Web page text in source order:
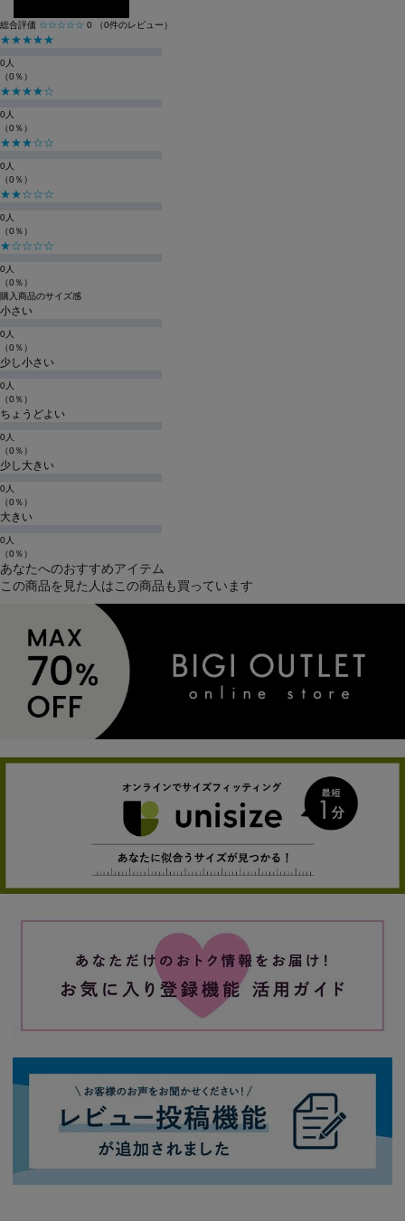
総合評価 ☆☆☆☆☆ 0 （0件のレビュー）
★★★★★
0人
（0％）
★★★★☆
0人
（0％）
★★★☆☆
0人
（0％）
★★☆☆☆
0人
（0％）
★☆☆☆☆
0人
（0％）
購入商品のサイズ感
小さい
0人
（0％）
少し小さい
0人
（0％）
ちょうどよい
0人
（0％）
少し大きい
0人
（0％）
大きい
0人
（0％）
あなたへのおすすめアイテム
この商品を見た人はこの商品も買っています